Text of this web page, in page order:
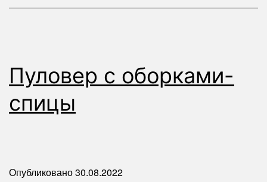
Пуловер с оборками-
спицы
Опубликовано30.08.2022